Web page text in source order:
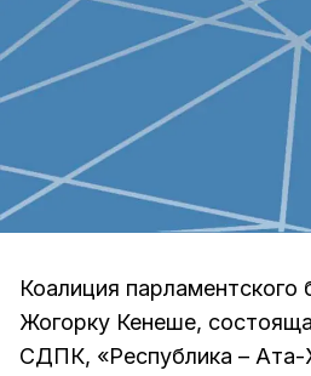
Коалиция парламентского
Жогорку Кенеше,
СДПК, «Республика –